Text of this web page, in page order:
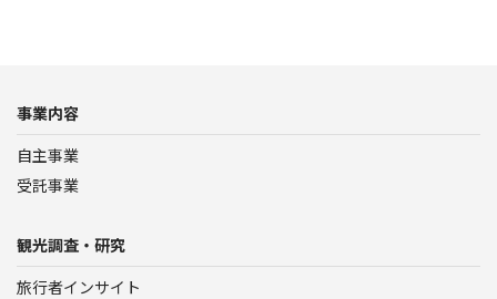
事業内容
自主事業
受託事業
観光調査・研究
旅行者インサイト